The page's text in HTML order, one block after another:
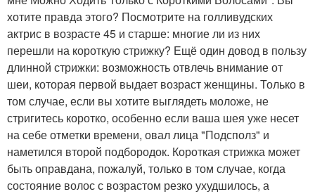
хотите правда этого? Посмотрите на голливудских
актрис в возрасте 45 и старше: многие ли из них
перешли на короткую стрижку? Ещё один довод в пользу
длинной стрижки: возможность отвлечь внимание от
шеи, которая первой выдает возраст женщины. Только в
том случае, если вы хотите выглядеть моложе, не
стригитесь коротко, особенно если ваша шея уже несет
на себе отметки времени, овал лица "Подсполз" и
наметился второй подбородок. Короткая стрижка может
быть оправдана, пожалуй, только в том случае, когда
состояние волос с возрастом резко ухудшилось, а